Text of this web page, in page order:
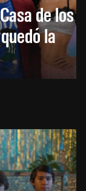
de los
la